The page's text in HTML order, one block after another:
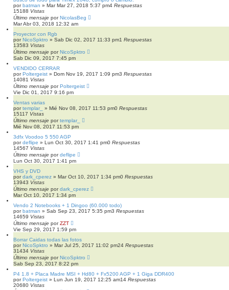
porbatman » Mar Mar 27, 2018 5:37 pm4 Respuestas
15188 Vistas
Último mensaje porNicolasBeg
Mar Abr 03, 2018 12:32 am
Proyector con Rgb
porNicoSpktro » Sab Dic 02, 2017 11:33 pm1 Respuestas
13583 Vistas
Último mensaje porNicoSpktro
Sab Dic 09, 2017 7:45 pm
VENDIDO CERRAR
porPoltergeist » Dom Nov 19, 2017 1:09 pm3 Respuestas
14081 Vistas
Último mensaje porPoltergeist
Vie Dic 01, 2017 9:16 pm
Ventas varias
portemplar_ » Mié Nov 08, 2017 11:53 pm0 Respuestas
15117 Vistas
Último mensaje portemplar_
Mié Nov 08, 2017 11:53 pm
3dfx Voodoo 5 550 AGP
pordeflipe » Lun Oct 30, 2017 1:41 pm0 Respuestas
14567 Vistas
Último mensaje pordeflipe
Lun Oct 30, 2017 1:41 pm
VHS y DVD
pordark_cperez » Mar Oct 10, 2017 1:34 pm0 Respuestas
13943 Vistas
Último mensaje pordark_cperez
Mar Oct 10, 2017 1:34 pm
Vendo 2 Notebooks + 1 Dingoo (60.000 todo)
porbatman » Sab Sep 23, 2017 5:35 pm3 Respuestas
14659 Vistas
Último mensaje porZZT
Vie Sep 29, 2017 1:59 pm
Borrar Caidas todas las fotos
porNicoSpktro » Mar Jul 25, 2017 11:02 pm24 Respuestas
31434 Vistas
Último mensaje porNicoSpktro
Sab Sep 23, 2017 8:22 pm
P4 1.8 + Placa Madre MSI + Hd80 + Fx5200 AGP + 1 Giga DDR400
porPoltergeist » Lun Jun 19, 2017 12:25 am14 Respuestas
20680 Vistas